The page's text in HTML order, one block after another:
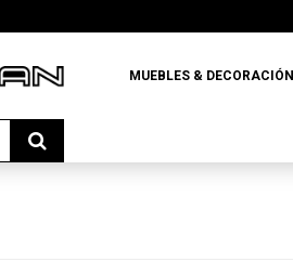
MUEBLES & DECORACIÓN